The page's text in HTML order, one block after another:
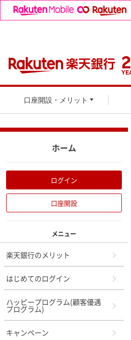
口座開設・メリット
ホーム
ログイン
口座開設
メニュー
楽天銀行のメリット
はじめてのログイン
ハッピープログラム(顧客優遇
プログラム)
キャンペーン